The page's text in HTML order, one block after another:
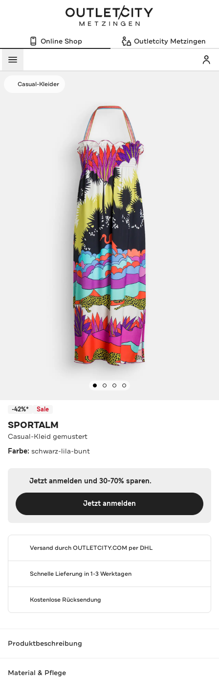
Online Shop Outletcity Metzingen
Menü
Casual-Kleider
-42%* Sale
SPORTALM
Casual-Kleid gemustert
Farbe: schwarz-lila-bunt
Jetzt anmelden und 30-70% sparen.
Jetzt anmelden
Versand durchOUTLETCITY.COM per DHL
Schnelle Lieferung in 1-3 Werktagen
Kostenlose Rücksendung
Produktbeschreibung
Material & Pflege